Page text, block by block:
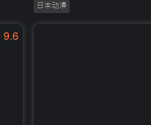
日本动漫
9.6